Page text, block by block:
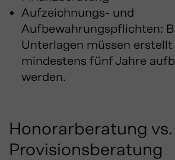
Aufzeichnungs- und
Aufbewahrungspflichten:
Unterlagen müssen
mindestens fünf Jahre
werden.
Honorarberatung vs.
Provisionsberatung